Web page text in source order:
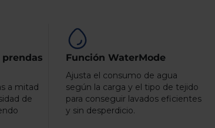
prendas
a mitad
de
Función WaterMode
Ajusta el consumo de agua
según la carga y el tipo de tejido
para conseguir lavados eficientes
y sin desperdicio.